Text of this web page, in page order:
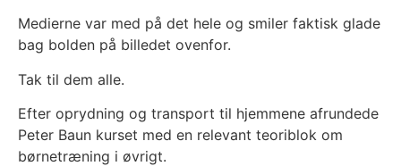
Medierne var med på det hele og smiler faktisk glade
bag bolden på billedet ovenfor.
Tak til dem alle.
Efter oprydning og transport til hjemmene afrundede
Peter Baun kurset med en relevant teoriblok om
børnetræning i øvrigt.